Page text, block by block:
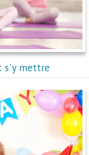
s'y mettre